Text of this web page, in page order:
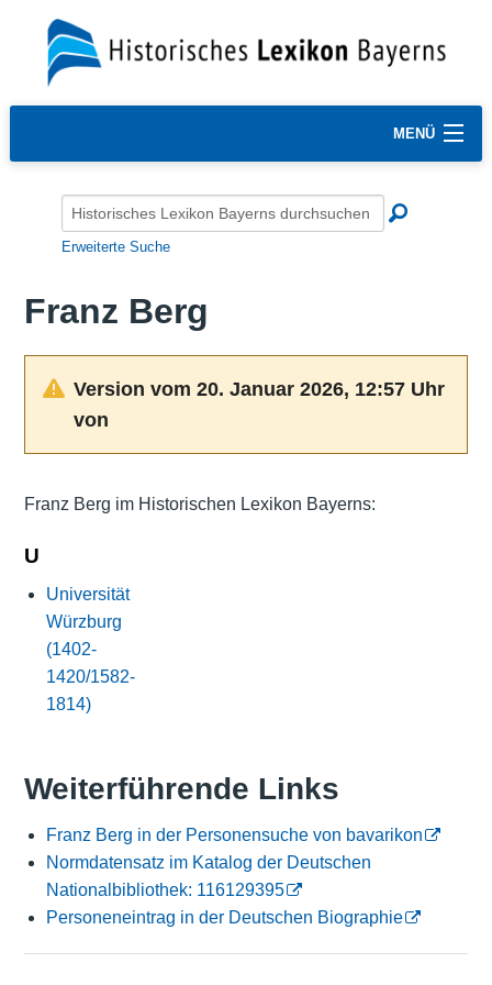
MENÜ
Erweiterte Suche
Franz Berg
Version vom 20. Januar 2026, 12:57 Uhr
von
Franz Berg im Historischen Lexikon Bayerns:
U
Universität
Würzburg
(1402-
1420/1582-
1814)
Weiterführende Links
Franz Berg in der Personensuche von bavarikon
Normdatensatz im Katalog der Deutschen
Nationalbibliothek: 116129395
Personeneintrag in der Deutschen Biographie